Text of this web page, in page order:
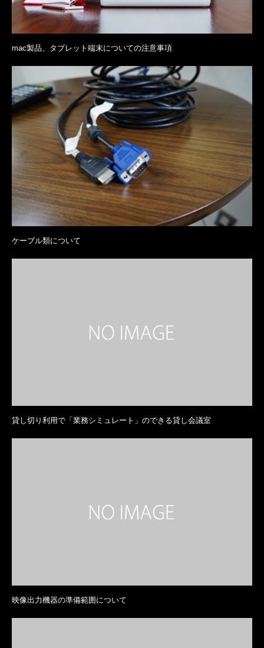
mac製品、タブレット端末についての注意事項
ケーブル類について
貸し切り利用で「業務シミュレート」のできる貸し会議室
映像出力機器の準備範囲について